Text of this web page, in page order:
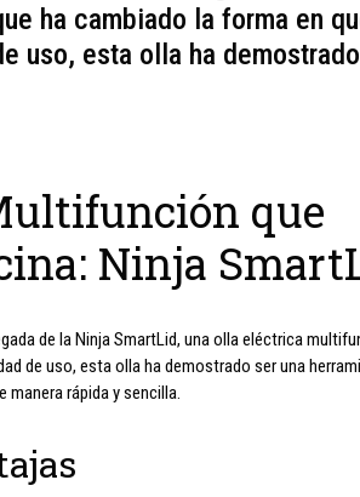
ha cambiado la forma en
uso, esta olla ha
que
Ninja
de la Ninja SmartLid, una olla eléctrica
de uso, esta olla ha demostrado ser una
manera rápida y sencilla.